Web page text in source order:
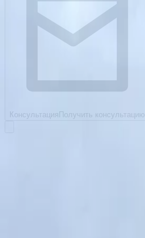
Консультация Получить консультацию